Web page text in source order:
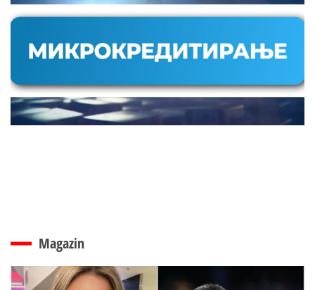
Magazin